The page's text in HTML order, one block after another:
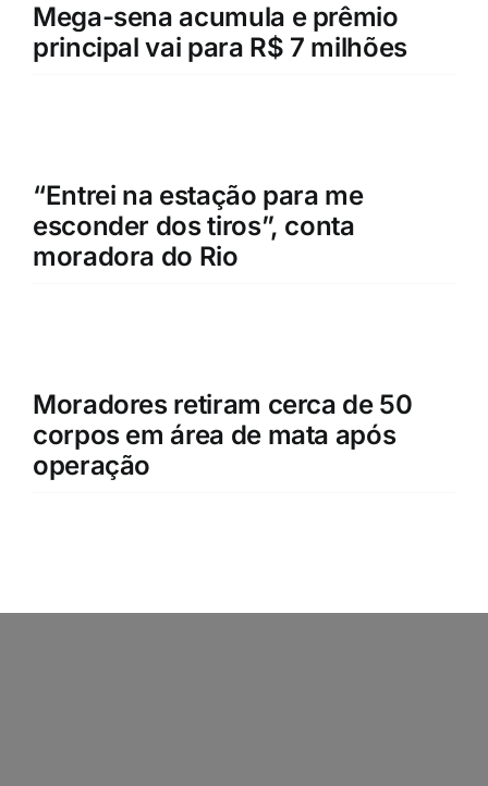
Mega-sena acumula e prêmio
principal vai para R$ 7 milhões
“Entrei na estação para me
esconder dos tiros”, conta
moradora do Rio
Moradores retiram cerca de 50
corpos em área de mata após
operação